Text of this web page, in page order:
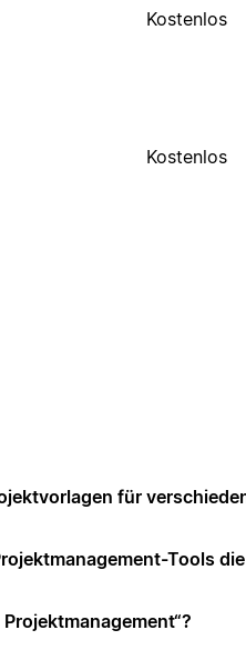
Kostenlos
Kostenlos
für
Tools